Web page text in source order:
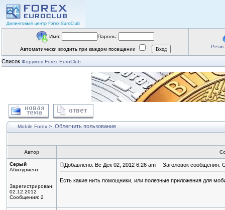
Имя: Пароль:
Автоматически входить при каждом посещении
Список Форумов Forex EuroClub
Mobile Forex > Облегчить пользование
Автор
Серый
Абитуриент
Зарегистрирован:
02.12.2012
Сообщения: 2
Добавлено: Вс Дек 02, 2012 6:26 am Заголовок сообщения:
Есть какие нить помощники, или полезные приложения для